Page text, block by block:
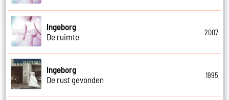
Ingeborg
De ruimte
2007
Ingeborg
De rust gevonden
1995